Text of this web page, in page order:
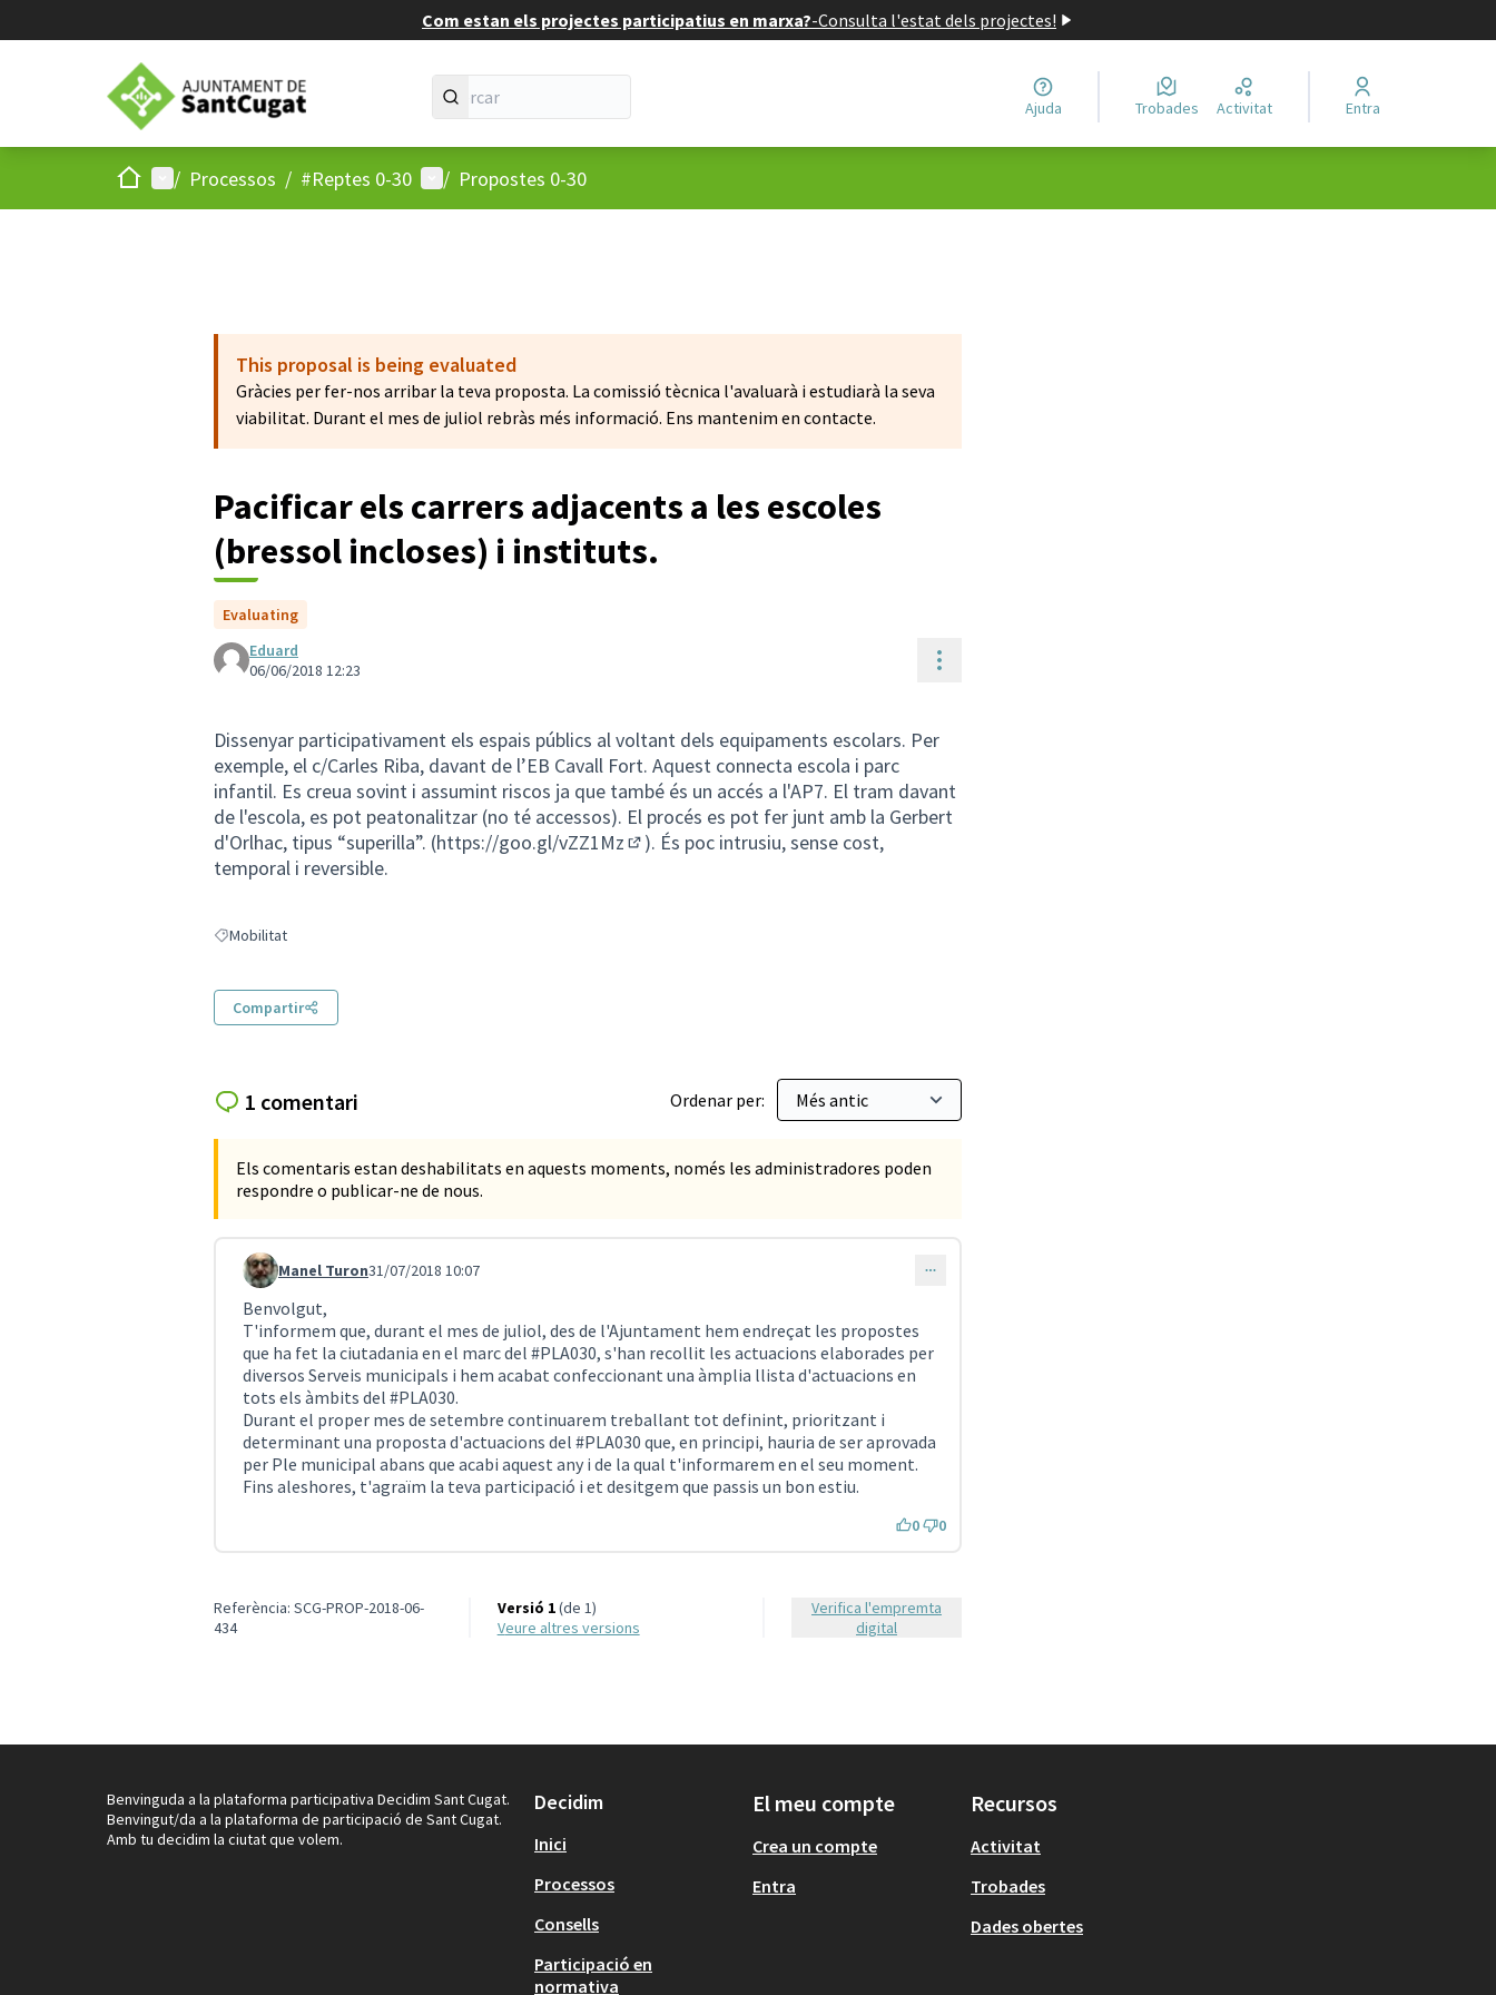
Com estan els projectes participatius en marxa?-Consulta l'estat dels projectes!
Ajuda Trobades Activitat Entra
Inici Menú principal
/ Processos / #Reptes 0-30 Menú d'usuari
/ Propostes 0-30
This proposal is being evaluated
Gràcies per fer-nos arribar la teva proposta. La comissió tècnica l'avaluarà i estudiarà la seva
viabilitat. Durant el mes de juliol rebràs més informació. Ens mantenim en contacte.
Pacificar els carrers adjacents a les escoles
(bressol incloses) i instituts.
Evaluating
Eduard
06/06/2018 12:23
Controls de recursos
Dissenyar participativament els espais públics al voltant dels equipaments escolars. Per
exemple, el c/Carles Riba, davant de l’EB Cavall Fort. Aquest connecta escola i parc
infantil. Es creua sovint i assumint riscos ja que també és un accés a l'AP7. El tram davant
de l'escola, es pot peatonalitzar (no té accessos). El procés es pot fer junt amb la Gerbert
d'Orlhac, tipus “superilla”. (https://goo.gl/vZZ1Mz
(Enllaç extern)
). És poc intrusiu, sense cost,
temporal i reversible.
Resultats en filtrar per: Mobilitat
Mobilitat
Compartir
1 comentari Ordenar per:
Els comentaris estan deshabilitats en aquests moments, només les administradores poden
respondre o publicar-ne de nous.
Comentari 95
Manel Turon31/07/2018 10:07
Benvolgut,
T'informem que, durant el mes de juliol, des de l'Ajuntament hem endreçat les propostes
que ha fet la ciutadania en el marc del #PLA030, s'han recollit les actuacions elaborades per
diversos Serveis municipals i hem acabat confeccionant una àmplia llista d'actuacions en
tots els àmbits del #PLA030.
Durant el proper mes de setembre continuarem treballant tot definint, prioritzant i
determinant una proposta d'actuacions del #PLA030 que, en principi, hauria de ser aprovada
per Ple municipal abans que acabi aquest any i de la qual t'informarem en el seu moment.
Fins aleshores, t'agraïm la teva participació i et desitgem que passis un bon estiu.
0 0
Referència: SCG-PROP-2018-06-
434
Versió 1(de 1)
veure altres versions
Verifica l'empremta
digital
Benvinguda a la plataforma participativa Decidim Sant Cugat.
Benvingut/da a la plataforma de participació de Sant Cugat.
Amb tu decidim la ciutat que volem.
Decidim
Inici
Processos
Consells
Participació en
normativa
El meu compte
Crea un compte
Entra
Recursos
Activitat
Trobades
Dades obertes